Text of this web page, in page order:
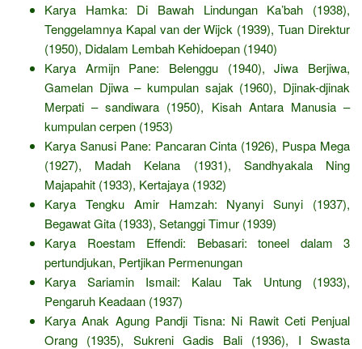
Karya Hamka: Di Bawah Lindungan Ka’bah (1938),
Tenggelamnya Kapal van der Wijck (1939), Tuan Direktur
(1950), Didalam Lembah Kehidoepan (1940)
Karya Armijn Pane: Belenggu (1940), Jiwa Berjiwa,
Gamelan Djiwa – kumpulan sajak (1960), Djinak-djinak
Merpati – sandiwara (1950), Kisah Antara Manusia –
kumpulan cerpen (1953)
Karya Sanusi Pane: Pancaran Cinta (1926), Puspa Mega
(1927), Madah Kelana (1931), Sandhyakala Ning
Majapahit (1933), Kertajaya (1932)
Karya Tengku Amir Hamzah: Nyanyi Sunyi (1937),
Begawat Gita (1933), Setanggi Timur (1939)
Karya Roestam Effendi: Bebasari: toneel dalam 3
pertundjukan, Pertjikan Permenungan
Karya Sariamin Ismail: Kalau Tak Untung (1933),
Pengaruh Keadaan (1937)
Karya Anak Agung Pandji Tisna: Ni Rawit Ceti Penjual
Orang (1935), Sukreni Gadis Bali (1936), I Swasta